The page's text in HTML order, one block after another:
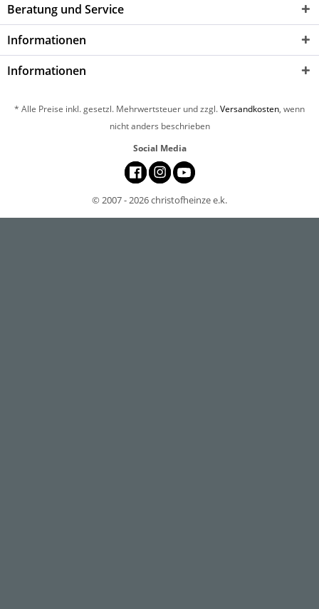
Beratung und Service
Informationen
Informationen
* Alle Preise inkl. gesetzl. Mehrwertsteuer und zzgl.Versandkosten, wenn
nicht anders beschrieben
Social Media
© 2007 - 2026 christofheinze e.k.